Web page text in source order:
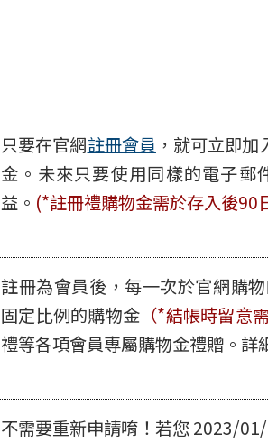
只要在官網註冊會員 ，就可立即
金。未來只要使用同樣的電子郵
益。 (*註冊禮購物金需於存入後90
註冊為會員後，每一次於官網購
固定比例的購物金 （*結帳時留意
禮等各項會員專屬購物金禮贈。詳
不需要重新申請唷！若您 2023/